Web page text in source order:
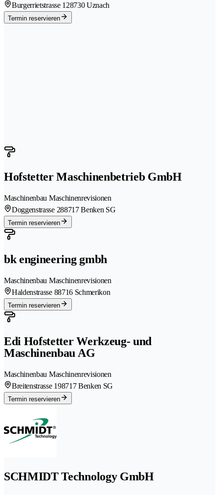
Burgerrietstrasse 128730 Uznach
Termin reservieren
Hofstetter Maschinenbetrieb GmbH
Maschinenbau Maschinenrevisionen
Doggenstrasse 288717 Benken SG
Termin reservieren
bk engineering gmbh
Maschinenbau Maschinenrevisionen
Haldenstrasse 88716 Schmerikon
Termin reservieren
Edi Hofstetter Werkzeug- und
Maschinenbau AG
Maschinenbau Maschinenrevisionen
Breitenstrasse 198717 Benken SG
Termin reservieren
SCHMIDT Technology GmbH